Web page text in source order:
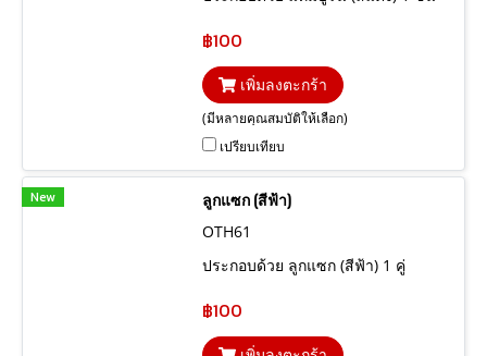
฿100
เพิ่มลงตะกร้า
(มีหลายคุณสมบัติให้เลือก)
เปรียบเทียบ
New
ลูกแซก (สีฟ้า)
OTH61
ประกอบด้วย ลูกแซก (สีฟ้า) 1 คู่
฿100